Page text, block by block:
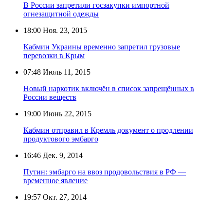
В России запретили госзакупки импортной
огнезащитной одежды
18:00 Ноя. 23, 2015
Кабмин Украины временно запретил грузовые
перевозки в Крым
07:48 Июль 11, 2015
Новый наркотик включён в список запрещённых в
России веществ
19:00 Июнь 22, 2015
Кабмин отправил в Кремль документ о продлении
продуктового эмбарго
16:46 Дек. 9, 2014
Путин: эмбарго на ввоз продовольствия в РФ —
временное явление
19:57 Окт. 27, 2014